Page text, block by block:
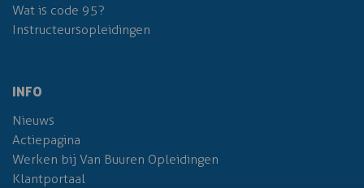
Wat is code 95?
Instructeursopleidingen
INFO
Nieuws
Actiepagina
Werken bij Van Buuren Opleidingen
Klantportaal